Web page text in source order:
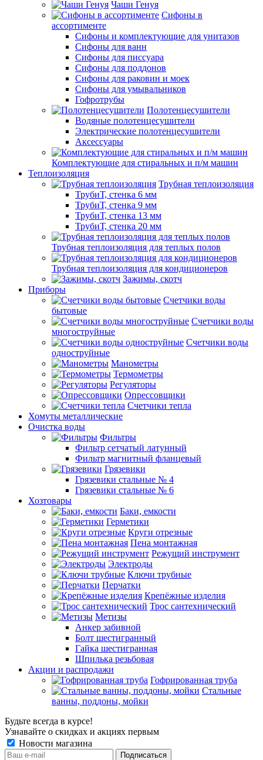
Чаши Генуя
Сифоны в
ассортименте
Сифоны и комплектующие для унитазов
Сифоны для ванн
Сифоны для писсуара
Сифоны для поддонов
Сифоны для раковин и моек
Сифоны для умывальников
Гофротрубы
Полотенцесушители
Водяные полотенцесушители
Электрические полотенцесушители
Аксессуары
Комплектующие для стиральных и п/м машин
Теплоизоляция
Трубная теплоизоляция
ТрубиТ, стенка 6 мм
ТрубиТ, стенка 9 мм
ТрубиТ, стенка 13 мм
ТрубиТ, стенка 20 мм
Трубная теплоизоляция для теплых полов
Трубная теплоизоляция для кондиционеров
Зажимы, скотч
Приборы
Счетчики воды
бытовые
Счетчики воды
многоструйные
Счетчики воды
одноструйные
Манометры
Термометры
Регуляторы
Опрессовщики
Счетчики тепла
Хомуты металлические
Очистка воды
Фильтры
Фильтр сетчатый латунный
Фильтр магнитный фланцевый
Грязевики
Грязевики стальные № 4
Грязевики стальные № 6
Хозтовары
Баки, емкости
Герметики
Круги отрезные
Пена монтажная
Режущий инструмент
Электроды
Ключи трубные
Перчатки
Крепёжные изделия
Трос сантехнический
Метизы
Анкер забивной
Болт шестигранный
Гайка шестигранная
Шпилька резьбовая
Акции и распродажи
Гофрированная труба
Стальные
ванны, поддоны, мойки
Будьте всегда в курсе!
Узнавайте о скидках и акциях первым
Новости магазина